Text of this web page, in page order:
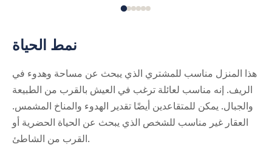
نمط الحياة
هذا المنزل مناسب للمشتري الذي يبحث عن مساحة وهدوء في
الريف. إنه مناسب لعائلة ترغب في العيش بالقرب من الطبيعة
والجبال. يمكن للمتقاعدين أيضًا تقدير الهدوء والمناخ المشمس.
العقار غير مناسب للشخص الذي يبحث عن الحياة الحضرية أو
القرب من الشاطئ.